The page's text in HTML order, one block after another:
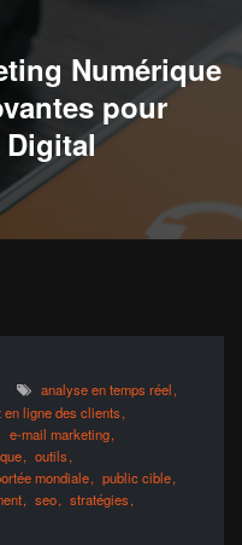
Numérique
pour
Digital
analyse en temps réel
en ligne des clients
e-mail marketing
outils
mondiale
public cible
seo
stratégies